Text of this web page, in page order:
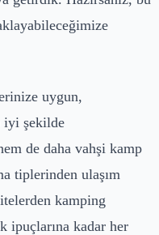
uygun,
iyi şekilde
de daha vahşi kamp
tiplerinden ulaşım
kamping
ipuçlarına kadar her